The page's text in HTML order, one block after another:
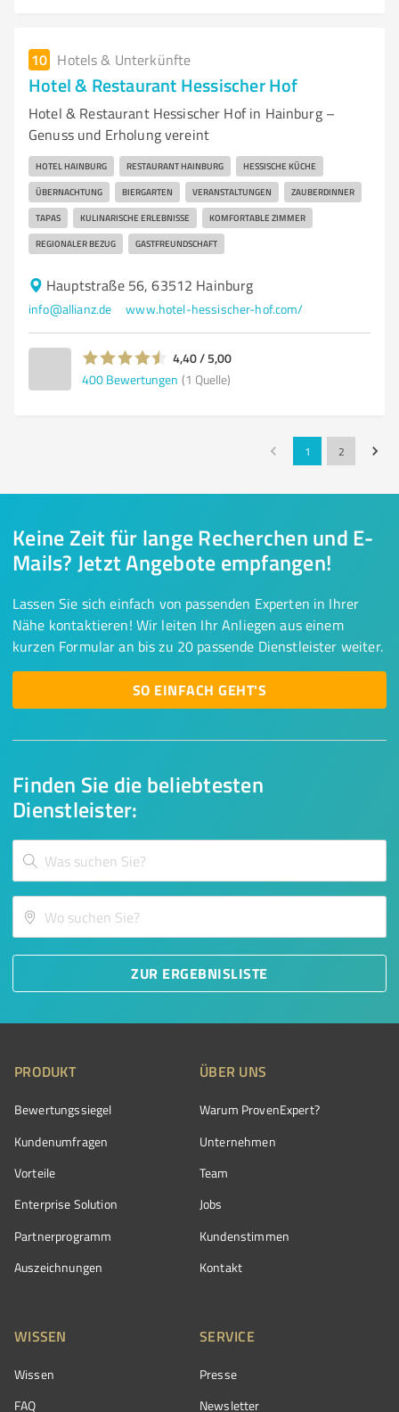
10 Hotels & Unterkünfte
Hotel & Restaurant Hessischer Hof
Hotel & Restaurant Hessischer Hof in Hainburg –
Genuss und Erholung vereint
HOTEL HAINBURG RESTAURANT HAINBURG HESSISCHE KÜCHE
ÜBERNACHTUNG BIERGARTEN VERANSTALTUNGEN ZAUBERDINNER
TAPAS KULINARISCHE ERLEBNISSE KOMFORTABLE ZIMMER
REGIONALER BEZUG GASTFREUNDSCHAFT
Hauptstraße 56, 63512 Hainburg
info@allianz.de www.hotel-hessischer-hof.com/
4,40 / 5,00
400 Bewertungen (1 Quelle)
1 2
Finden Sie die beliebtesten
Dienstleister:
ZUR ERGEBNISLISTE
Keine Zeit für lange Recherchen und E-
Mails? Jetzt Angebote empfangen!
Lassen Sie sich einfach von passenden Experten in Ihrer
Nähe kontaktieren! Wir leiten Ihr Anliegen aus einem
kurzen Formular an bis zu 20 passende Dienstleister weiter.
SO EINFACH GEHT'S
PRODUKT
Bewertungssiegel
Kundenumfragen
Vorteile
Enterprise Solution
Partnerprogramm
Auszeichnungen
ÜBER UNS
Warum ProvenExpert?
Unternehmen
Team
Jobs
Kundenstimmen
Kontakt
WISSEN
Wissen
FAQ
SERVICE
Presse
Newsletter